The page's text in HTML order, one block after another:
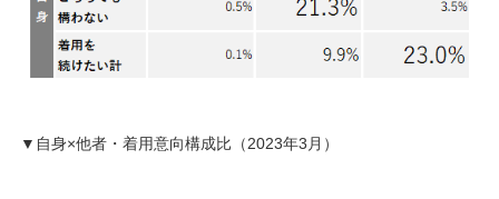
▼自身×他者・着用意向構成比（2023年3月）